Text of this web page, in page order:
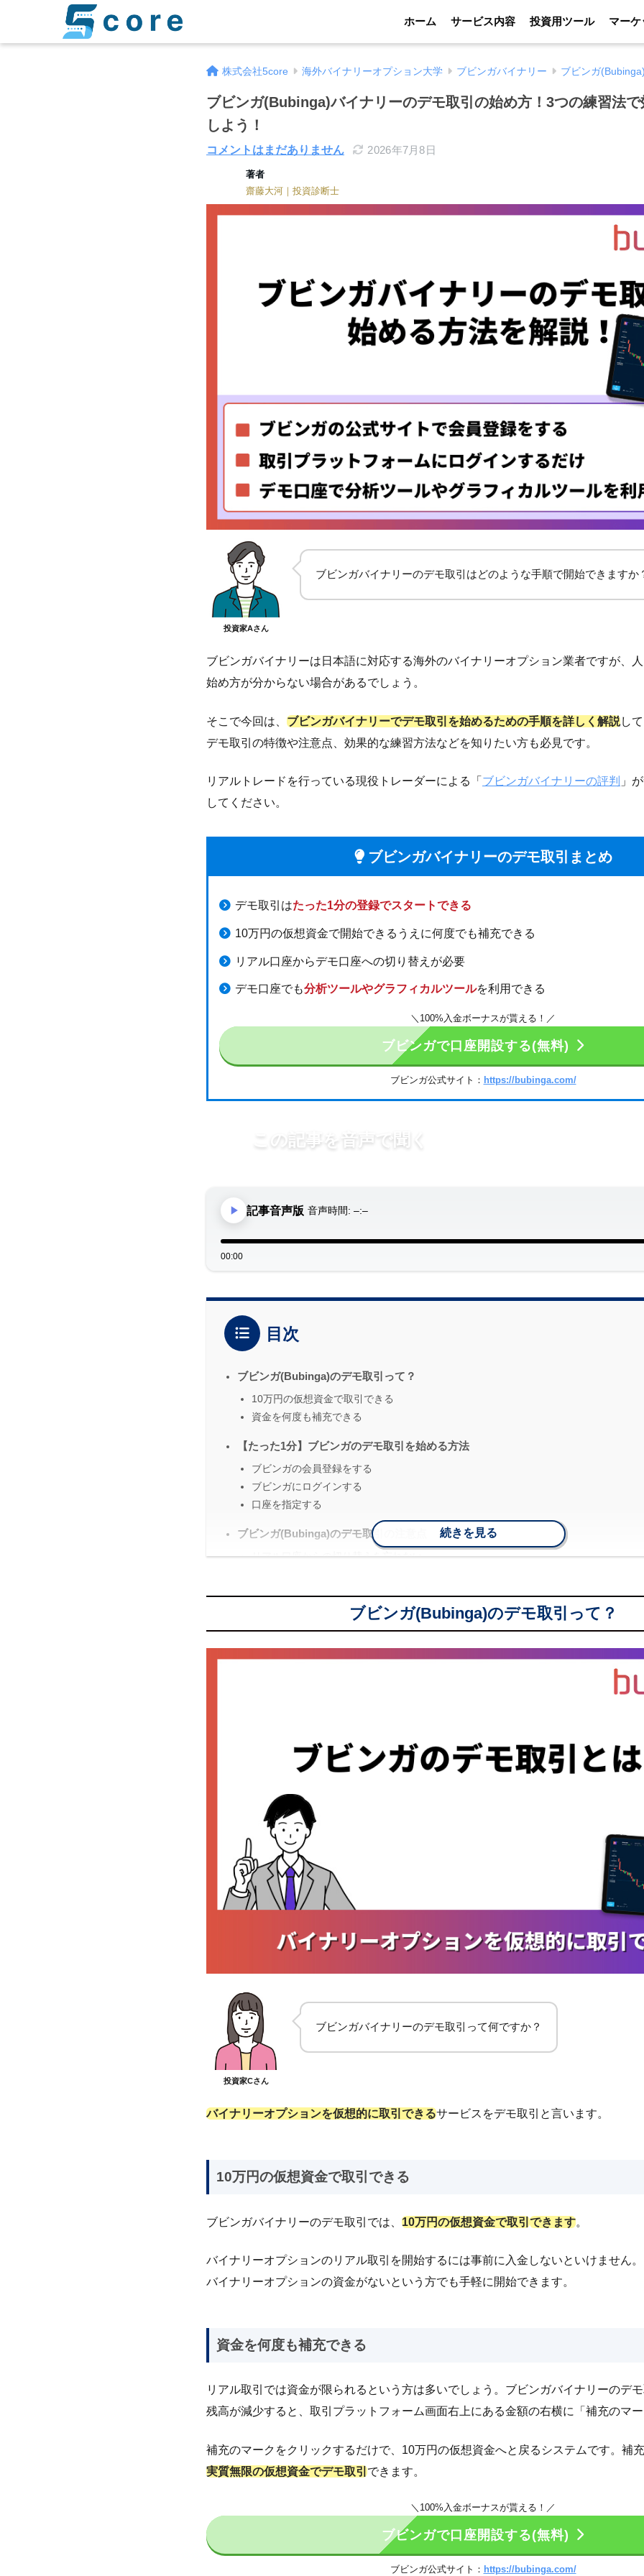
ホーム サービス内容 投資用ツール マー
株式会社5core 海外バイナリーオプション大学 ブビンガバイナリー ブビンガ
ブビンガ(Bubinga)バイナリーのデモ取引の始め方！3つの練習法
しよう！
コメントはまだありません 2026年7月8日
著者
齋藤大河｜投資診断士
プロフィールの詳細
投資家Aさん
ブビンガバイナリーのデモ取引はどのような手順で開始できますか
ブビンガバイナリーは日本語に対応する海外のバイナリーオプション業者ですが、
始め方が分からない場合があるでしょう。
そこで今回は、 ブビンガバイナリーでデモ取引を始めるための手順を詳しく解説し
デモ取引の特徴や注意点、効果的な練習方法などを知りたい方も必見です。
リアルトレードを行っている現役トレーダーによる「 ブビンガバイナリーの評判 」
してください。
ブビンガバイナリーのデモ取引まとめ
デモ取引はたった1分の登録でスタートできる
10万円の仮想資金で開始できるうえに何度でも補充できる
リアル口座からデモ口座への切り替えが必要
デモ口座でも分析ツールやグラフィカルツールを利用できる
＼100%入金ボーナスが貰える！／
ブビンガで口座開設する(無料)
ブビンガ公式サイト： https://bubinga.com/
この記事を音声で聞く
記事音声版 音声時間: –:–
00:00
目次
ブビンガ(Bubinga)のデモ取引って？
10万円の仮想資金で取引できる
資金を何度も補充できる
【たった1分】ブビンガのデモ取引を始める方法
ブビンガの会員登録をする
ブビンガにログインする
口座を指定する
ブビンガ(Bubinga)のデモ取引の注意点
リアル口座からの切り替えを忘れない
ブビンガ(Bubinga)のデモ取引の特徴
無料で分析ツールを利用できる
チャートの動きを分析する
取引時間を変更する
ブビンガのデモ取引でよくある質問
ブビンガのデモ取引は登録なしで使える？
ブビンガのデモ取引はスマホでもできる？
ブビンガのデモ取引中に固まったらどうすればいい？
専用ツールを確認する方法って？
続きを見る
ブビンガ(Bubinga)のデモ取引って？
投資家Cさん
ブビンガバイナリーのデモ取引って何ですか？
バイナリーオプションを仮想的に取引できるサービスをデモ取引と言います。
10万円の仮想資金で取引できる
ブビンガバイナリーのデモ取引では、 10万円の仮想資金で取引できます。
バイナリーオプションのリアル取引を開始するには事前に入金しないといけません
バイナリーオプションの資金がないという方でも手軽に開始できます。
資金を何度も補充できる
リアル取引では資金が限られるという方は多いでしょう。ブビンガバイナリーのデ
残高が減少すると、取引プラットフォーム画面右上にある金額の右横に「補充のマ
補充のマークをクリックするだけで、10万円の仮想資金へと戻るシステムです。補
実質無限の仮想資金でデモ取引できます。
＼100%入金ボーナスが貰える！／
ブビンガで口座開設する(無料)
ブビンガ公式サイト： https://bubinga.com/